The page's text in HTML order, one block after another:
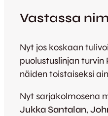
Vastassa
Nyt jos koskaan
puolustuslinjan
näiden toistaiseksi
Nyt sarjakolmosena
Jukka Santalan,